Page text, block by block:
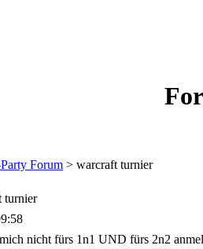
Forum > warcraft turnier
turnier
nicht fürs 1n1 UND fürs 2n2